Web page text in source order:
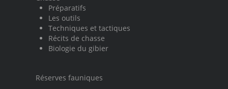
Préparatifs
Les outils
Techniques et tactiques
Récits de chasse
Biologie du gibier
Réserves fauniques